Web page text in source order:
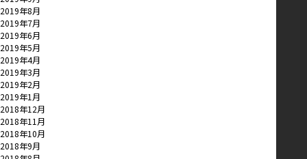
2019年8月
2019年7月
2019年6月
2019年5月
2019年4月
2019年3月
2019年2月
2019年1月
2018年12月
2018年11月
2018年10月
2018年9月